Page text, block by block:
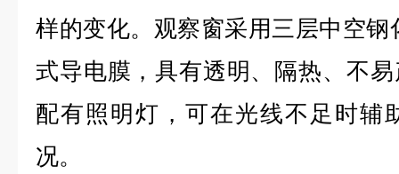
样的变化。观察窗采用三层中空钢
式导电膜，具有透明、隔热、不
配有照明灯，可在光线不足时辅
况。